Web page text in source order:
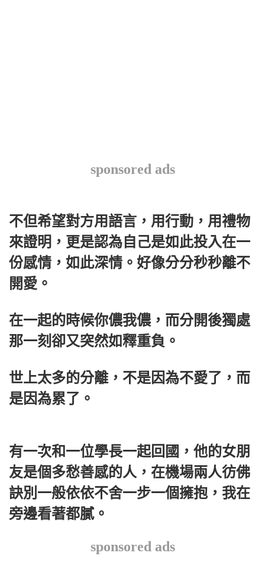
sponsored ads
不但希望對方用語言，用行動，用禮物
來證明，更是認為自己是如此投入在一
份感情，如此深情。好像分分秒秒離不
開愛。
在一起的時候你儂我儂，而分開後獨處
那一刻卻又突然如釋重負。
世上太多的分離，不是因為不愛了，而
是因為累了。
有一次和一位學長一起回國，他的女朋
友是個多愁善感的人，在機場兩人彷佛
訣別一般依依不舍一步一個擁抱，我在
旁邊看著都膩。
sponsored ads